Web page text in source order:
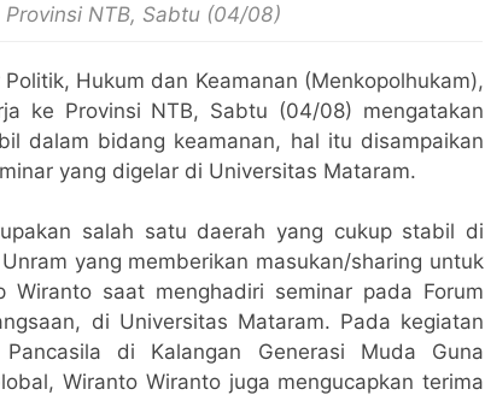
NTB, Sabtu (04/08)
Hukum dan Keamanan (Menkopolhukam),
ke Provinsi NTB, Sabtu (04/08) mengatakan
dalam bidang keamanan, hal itu disampaikan
yang digelar di Universitas Mataram.
salah satu daerah yang cukup stabil di
yang memberikan masukan/sharing untuk
Wiranto saat menghadiri seminar pada Forum
di Universitas Mataram. Pada kegiatan
di Kalangan Generasi Muda Guna
Wiranto Wiranto juga mengucapkan terima